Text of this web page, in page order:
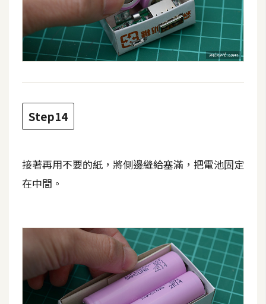
Step14
接著再用不要的紙，將側邊縫給塞滿，把電池固定
在中間。